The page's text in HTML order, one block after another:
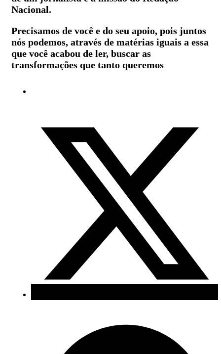
Nacional.
Precisamos de você e do seu apoio, pois juntos
nós podemos, através de matérias iguais a essa
que você acabou de ler, buscar as
transformações que tanto queremos